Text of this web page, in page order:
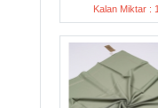
Kalan Miktar : 1